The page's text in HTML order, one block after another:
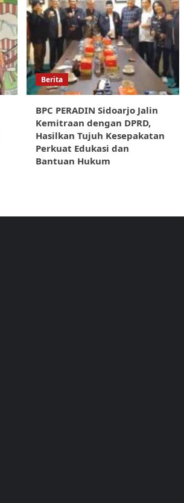
Berita
BPC PERADIN Sidoarjo Jalin
Kemitraan dengan DPRD,
Hasilkan Tujuh Kesepakatan
Perkuat Edukasi dan
Bantuan Hukum